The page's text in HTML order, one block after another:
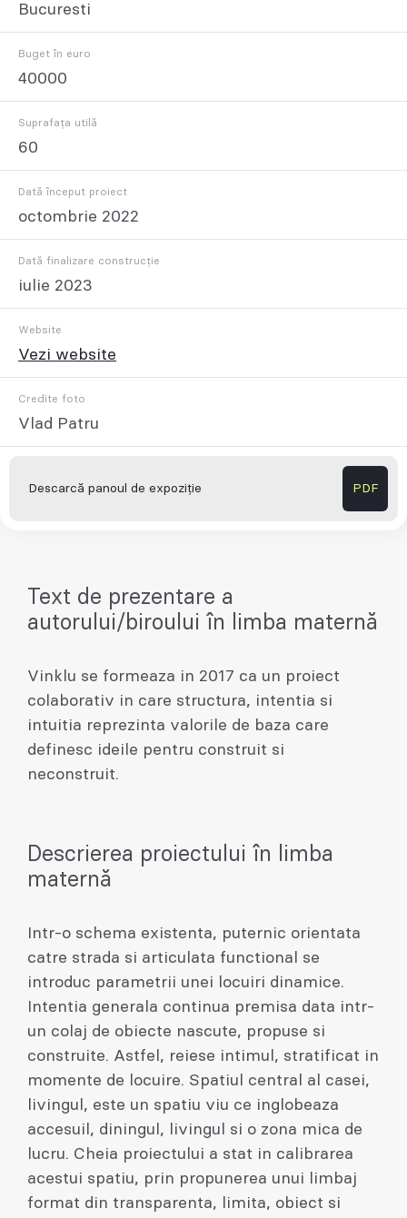
Bucuresti
Buget în euro
40000
Suprafața utilă
60
Dată început proiect
octombrie 2022
Dată finalizare construcție
iulie 2023
Website
Vezi website
Credite foto
Vlad Patru
Descarcă panoul de expoziție PDF
Text de prezentare a
autorului/biroului în limba maternă
Vinklu se formeaza in 2017 ca un proiect
colaborativ in care structura, intentia si
intuitia reprezinta valorile de baza care
definesc ideile pentru construit si
neconstruit.
Descrierea proiectului în limba
maternă
Intr-o schema existenta, puternic orientata
catre strada si articulata functional se
introduc parametrii unei locuiri dinamice.
Intentia generala continua premisa data intr-
un colaj de obiecte nascute, propuse si
construite. Astfel, reiese intimul, stratificat in
momente de locuire. Spatiul central al casei,
livingul, este un spatiu viu ce inglobeaza
accesuil, diningul, livingul si o zona mica de
lucru. Cheia proiectului a stat in calibrarea
acestui spatiu, prin propunerea unui limbaj
format din transparenta, limita, obiect si